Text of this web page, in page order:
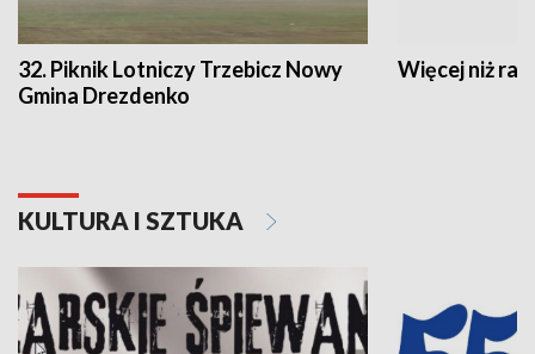
32. Piknik Lotniczy Trzebicz Nowy
Gmina Drezdenko
Więcej niż rajd
KULTURA I SZTUKA